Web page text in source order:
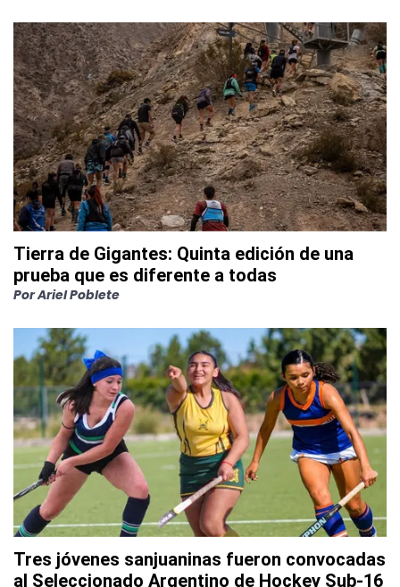
Tierra de Gigantes: Quinta edición de una
prueba que es diferente a todas
PorAriel Poblete
Tres jóvenes sanjuaninas fueron convocadas
al Seleccionado Argentino de Hockey Sub-16